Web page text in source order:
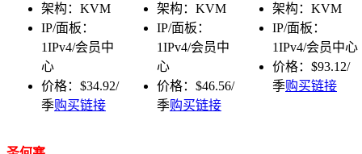
架构：KVM
IP/面板：
1IPv4/会员中
心
价格：$34.92/
季购买链接
架构：KVM
IP/面板：
1IPv4/会员中
心
价格：$46.56/
季购买链接
架构：KVM
IP/面板：
1IPv4/会员中心
价格：$93.12/
季购买链接